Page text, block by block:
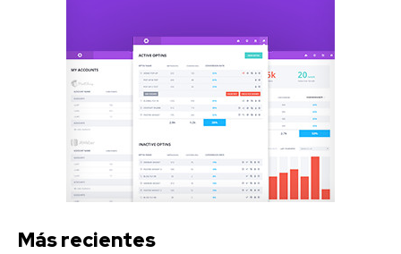
Más recientes